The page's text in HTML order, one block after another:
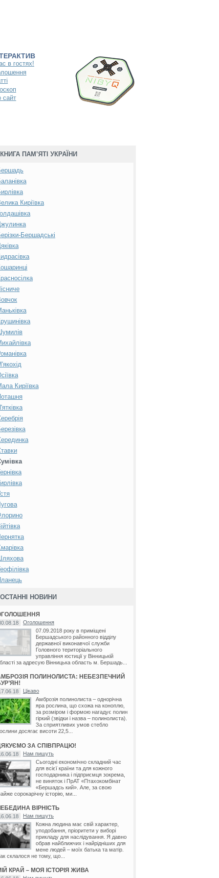
в гостях!
сайт
КНИГА ПАМ’ЯТІ УКРАЇНИ
Киріївка
Бершадські
Киріївка
ОСТАННІ НОВИНИ
Оголошення
07.09.2018 року в приміщені
Бершадського районного відділу
державної виконавчої служби
Головного територіального
управління юстиції у Вінницькій
за адресую Вінницька область м. Бершадь...
ПОЛИНОЛИСТА: НЕБЕЗПЕЧНИЙ
Цікаво
Амброзія полинолиста – однорічна
яра рослина, що схожа на коноплю,
за розміром і формою нагадує полин
гіркий (звідки і назва – полинолиста).
За сприятливих умов стебло
досягає висоти 22,5...
ЗА СПІВПРАЦЮ!
Нам пишуть
Сьогодні економічно складний час
для всієї країни та для кожного
господарника і підприємця зокрема,
не виняток і ПрАТ «Птахокомбінат
«Бершадсь кий». Але, за свою
сорокарічну історію, ми...
ВІРНІСТЬ
Нам пишуть
Кожна людина має свій характер,
уподобання, пріоритети у виборі
прикладу для наслідування. Я давно
обрав найближчих і найрідніших для
мене людей – моїх батька та матір.
склалося не тому, що...
КРАЙ – МОЯ ІСТОРІЯ ЖИВА